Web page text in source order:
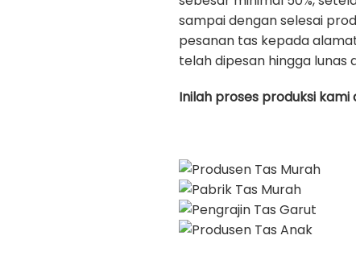
sampai dengan selesai
pesanan tas kepada
telah dipesan hingga lunas
Inilah proses produksi